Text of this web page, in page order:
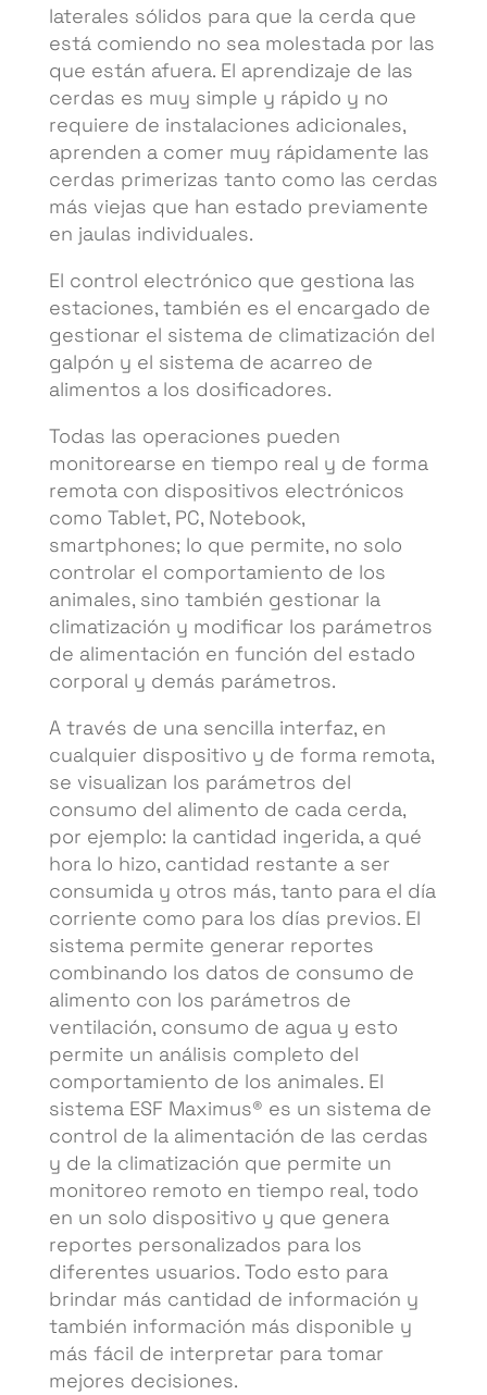
laterales sólidos para que la cerda que
está comiendo no sea molestada por las
que están afuera. El aprendizaje de las
cerdas es muy simple y rápido y no
requiere de instalaciones adicionales,
aprenden a comer muy rápidamente las
cerdas primerizas tanto como las cerdas
más viejas que han estado previamente
en jaulas individuales.
El control electrónico que gestiona las
estaciones, también es el encargado de
gestionar el sistema de climatización del
galpón y el sistema de acarreo de
alimentos a los dosificadores.
Todas las operaciones pueden
monitorearse en tiempo real y de forma
remota con dispositivos electrónicos
como Tablet, PC, Notebook,
smartphones; lo que permite, no solo
controlar el comportamiento de los
animales, sino también gestionar la
climatización y modificar los parámetros
de alimentación en función del estado
corporal y demás parámetros.
A través de una sencilla interfaz, en
cualquier dispositivo y de forma remota,
se visualizan los parámetros del
consumo del alimento de cada cerda,
por ejemplo: la cantidad ingerida, a qué
hora lo hizo, cantidad restante a ser
consumida y otros más, tanto para el día
corriente como para los días previos. El
sistema permite generar reportes
combinando los datos de consumo de
alimento con los parámetros de
ventilación, consumo de agua y esto
permite un análisis completo del
comportamiento de los animales. El
sistema ESF Maximus® es un sistema de
control de la alimentación de las cerdas
y de la climatización que permite un
monitoreo remoto en tiempo real, todo
en un solo dispositivo y que genera
reportes personalizados para los
diferentes usuarios. Todo esto para
brindar más cantidad de información y
también información más disponible y
más fácil de interpretar para tomar
mejores decisiones.